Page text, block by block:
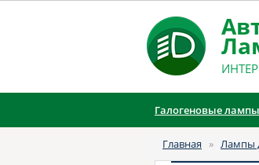
Галогеновые лампы
Главная » Лампы